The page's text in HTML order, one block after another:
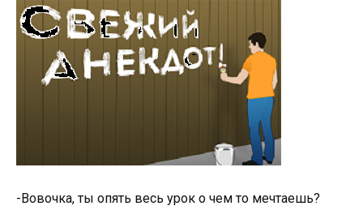
-Вовочка, ты опять весь урок о чем то мечтаешь?